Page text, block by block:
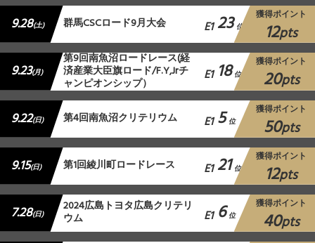
9.28(土) 群馬CSCロード9月大会 E1 23 位
獲得ポイント
12pts
9.23(月)
第9回南魚沼ロードレース(経
済産業大臣旗ロード/F.Y,Jrチ
ャンピオンシップ） E1 18 位
獲得ポイント
20pts
9.22(日) 第4回南魚沼クリテリウム E1 5 位
獲得ポイント
50pts
9.15(日) 第1回綾川町ロードレース E1 21 位
獲得ポイント
12pts
7.28(日) 2024広島トヨタ広島クリテリ
ウム E1 6 位
獲得ポイント
40pts